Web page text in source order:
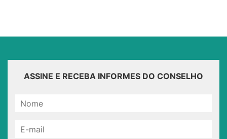
ASSINE E RECEBA INFORMES DO CONSELHO